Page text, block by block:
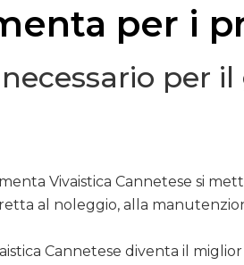
per i
per
Vivaistica Cannetese si
al noleggio, alla
Cannetese diventa il